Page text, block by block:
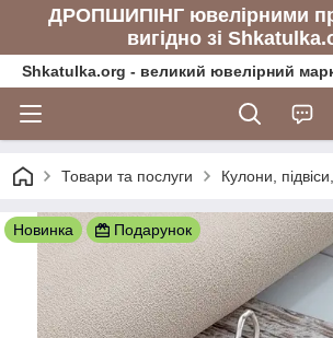
ДРОПШИПІНГ ювелірними
вигідно зі
Shkatulka.org - великий ювелірний
Товари та послуги Кулони,
Новинка Подарунок